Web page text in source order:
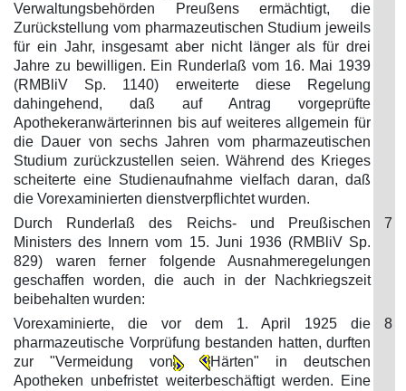
Verwaltungsbehörden Preußens ermächtigt, die
Zurückstellung vom pharmazeutischen Studium jeweils
für ein Jahr, insgesamt aber nicht länger als für drei
Jahre zu bewilligen. Ein Runderlaß vom 16. Mai 1939
(RMBliV Sp. 1140) erweiterte diese Regelung
dahingehend, daß auf Antrag vorgeprüfte
Apothekeranwärterinnen bis auf weiteres allgemein für
die Dauer von sechs Jahren vom pharmazeutischen
Studium zurückzustellen seien. Während des Krieges
scheiterte eine Studienaufnahme vielfach daran, daß
die Vorexaminierten dienstverpflichtet wurden.
Durch Runderlaß des Reichs- und Preußischen
Ministers des Innern vom 15. Juni 1936 (RMBliV Sp.
829) waren ferner folgende Ausnahmeregelungen
geschaffen worden, die auch in der Nachkriegszeit
beibehalten wurden:
7
Vorexaminierte, die vor dem 1. April 1925 die
pharmazeutische Vorprüfung bestanden hatten, durften
zur "Vermeidung von
Härten" in deutschen
Apotheken unbefristet weiterbeschäftigt werden. Eine
8